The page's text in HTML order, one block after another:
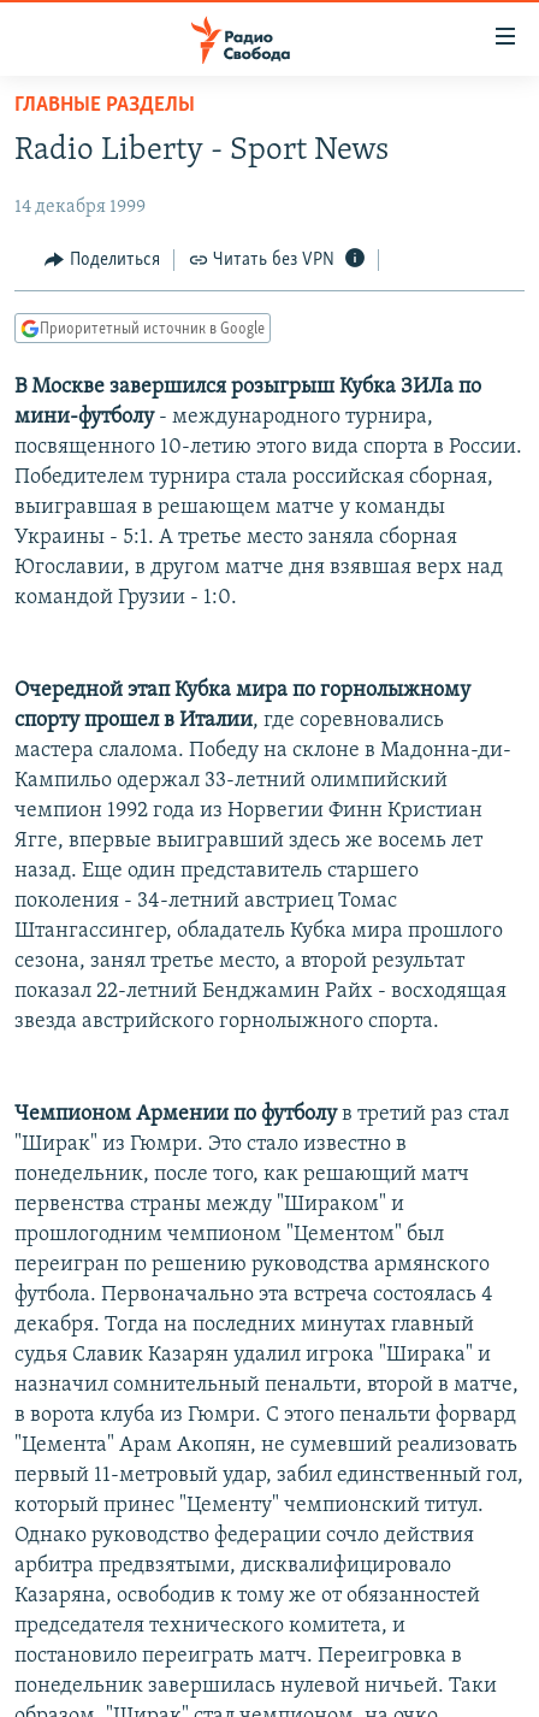
упрощенного
доступа
содержанию
Вернутся
навигации
Вернутся
поиску
ПРОГРАММЫ
АВТОРСКИЕ ПРОЕКТЫ
ЦИТАТЫ СВОБОДЫ
КУЛЬТУРА
IDEL.РЕАЛИИ
КАВКАЗ.РЕАЛИИ
СЕВЕР.РЕАЛИИ
СИБИРЬ.РЕАЛИИ
РАСПИСАНИЕ ВЕЩАНИЯ
ПОДПИШИТЕСЬ НА РАССЫЛКУ
Все сайты РСЕ/РС
ГЛАВНЫЕ РАЗДЕЛЫ
Radio Liberty - Sport News
14 декабря 1999
Поделиться Читать без VPN
Приоритетный источник в Google
В Москве завершился розыгрыш Кубка ЗИЛа по
мини-футболу- международного турнира,
посвященного 10-летию этого вида спорта в России.
Победителем турнира стала российская сборная,
выигравшая в решающем матче у команды
Украины - 5:1. А третье место заняла сборная
Югославии, в другом матче дня взявшая верх над
командой Грузии - 1:0.
Очередной этап Кубка мира по горнолыжному
спорту прошел в Италии, где соревновались
мастера слалома. Победу на склоне в Мадонна-ди-
Кампильо одержал 33-летний олимпийский
чемпион 1992 года из Норвегии Финн Кристиан
Ягге, впервые выигравший здесь же восемь лет
назад. Еще один представитель старшего
поколения - 34-летний австриец Томас
Штангассингер, обладатель Кубка мира прошлого
сезона, занял третье место, а второй результат
показал 22-летний Бенджамин Райх - восходящая
звезда австрийского горнолыжного спорта.
Чемпионом Армении по футболув третий раз стал
"Ширак" из Гюмри. Это стало известно в
понедельник, после того, как решающий матч
первенства страны между "Шираком" и
прошлогодним чемпионом "Цементом" был
переигран по решению руководства армянского
футбола. Первоначально эта встреча состоялась 4
декабря. Тогда на последних минутах главный
судья Славик Казарян удалил игрока "Ширака" и
назначил сомнительный пенальти, второй в матче,
в ворота клуба из Гюмри. С этого пенальти форвард
"Цемента" Арам Акопян, не сумевший реализовать
первый 11-метровый удар, забил единственный гол,
который принес "Цементу" чемпионский титул.
Однако руководство федерации сочло действия
арбитра предвзятыми, дисквалифицировало
Казаряна, освободив к тому же от обязанностей
председателя технического комитета, и
постановило переиграть матч. Переигровка в
понедельник завершилась нулевой ничьей. Таки